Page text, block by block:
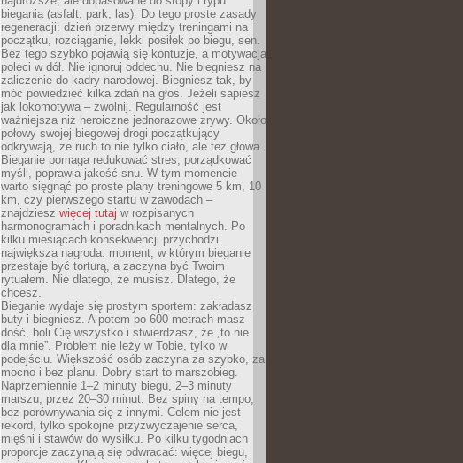
biegania (asfalt, park, las). Do tego proste zasady
regeneracji: dzień przerwy między treningami na
początku, rozciąganie, lekki posiłek po biegu, sen.
Bez tego szybko pojawią się kontuzje, a motywacja
poleci w dół. Nie ignoruj oddechu. Nie biegniesz na
zaliczenie do kadry narodowej. Biegniesz tak, by
móc powiedzieć kilka zdań na głos. Jeżeli sapiesz
jak lokomotywa – zwolnij. Regularność jest
ważniejsza niż heroiczne jednorazowe zrywy. Około
połowy swojej biegowej drogi początkujący
odkrywają, że ruch to nie tylko ciało, ale też głowa.
Bieganie pomaga redukować stres, porządkować
myśli, poprawia jakość snu. W tym momencie
warto sięgnąć po proste plany treningowe 5 km, 10
km, czy pierwszego startu w zawodach –
znajdziesz więcej tutaj w rozpisanych
harmonogramach i poradnikach mentalnych. Po
kilku miesiącach konsekwencji przychodzi
największa nagroda: moment, w którym bieganie
przestaje być torturą, a zaczyna być Twoim
rytuałem. Nie dlatego, że musisz. Dlatego, że
chcesz.
Bieganie wydaje się prostym sportem: zakładasz
buty i biegniesz. A potem po 600 metrach masz
dość, boli Cię wszystko i stwierdzasz, że „to nie
dla mnie”. Problem nie leży w Tobie, tylko w
podejściu. Większość osób zaczyna za szybko, za
mocno i bez planu. Dobry start to marszobieg.
Naprzemiennie 1–2 minuty biegu, 2–3 minuty
marszu, przez 20–30 minut. Bez spiny na tempo,
bez porównywania się z innymi. Celem nie jest
rekord, tylko spokojne przyzwyczajenie serca,
mięśni i stawów do wysiłku. Po kilku tygodniach
proporcje zaczynają się odwracać: więcej biegu,